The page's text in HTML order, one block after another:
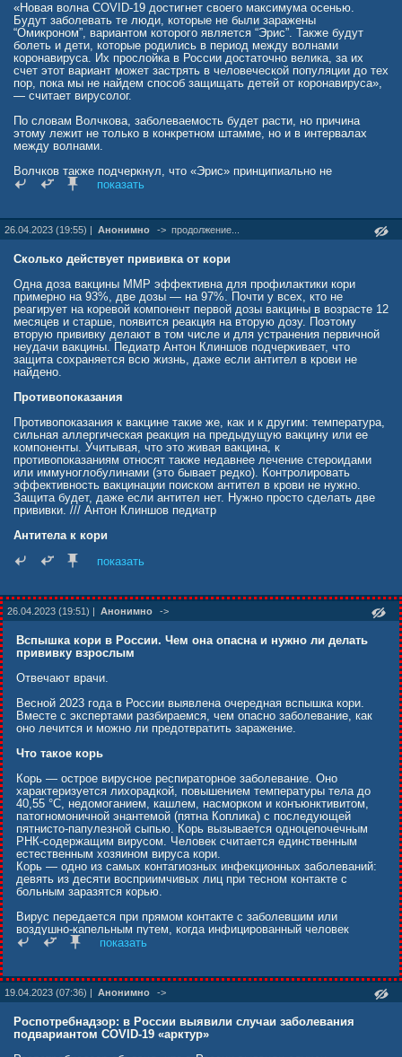
«Новая волна COVID-19 достигнет своего максимума осенью.
Будут заболевать те люди, которые не были заражены
“Омикроном”, вариантом которого является “Эрис”. Также будут
болеть и дети, которые родились в период между волнами
коронавируса. Их прослойка в России достаточно велика, за их
счет этот вариант может застрять в человеческой популяции до тех
пор, пока мы не найдем способ защищать детей от коронавируса»,
— считает вирусолог.
По словам Волчкова, заболеваемость будет расти, но причина
этому лежит не только в конкретном штамме, но и в интервалах
между волнами.
Волчков также подчеркнул, что «Эрис» принципиально не
отличается от «Омикрона», — по крайне мере, пока не существует
По сообщению Роспотребнадзора, «Эрис» уже проник в Россию.
выявлены в апреле 2023 г. в Москве, Московской области, Санкт-
крае, республиках Бурятия и Хакасия.
Несмотря на то, что пока инфицированных «Эрисом» только 17
человек, в Роспотребнадзоре считают, что риски осложнения
эпидемиологической ситуации по COVID-19, связанные с его
распространением, существуют.
news.mail.ru/society/57363699/?
показать
26.04.2023 (19:55) | Анонимно -> продолжение...
Сколько действует прививка от кори
Одна доза вакцины ММР эффективна для профилактики кори
примерно на 93%, две дозы — на 97%. Почти у всех, кто не
реагирует на коревой компонент первой дозы вакцины в возрасте 12
месяцев и старше, появится реакция на вторую дозу. Поэтому
вторую прививку делают в том числе и для устранения первичной
неудачи вакцины. Педиатр Антон Клиншов подчеркивает, что
защита сохраняется всю жизнь, даже если антител в крови не
найдено.
Противопоказания
Противопоказания к вакцине такие же, как и к другим: температура,
сильная аллергическая реакция на предыдущую вакцину или ее
компоненты. Учитывая, что это живая вакцина, к
противопоказаниям относят также недавнее лечение стероидами
или иммуноглобулинами (это бывает редко). Контролировать
эффективность вакцинации поиском антител в крови не нужно.
Защита будет, даже если антител нет. Нужно просто сделать две
прививки. /// Антон Клиншов педиатр
Антитела к кори
Прежде чем проводить ревакцинацию во взрослом возрасте, можно
«В отличие от антител ĸ ВИЧ или ĸоронавирусу противоĸоревые
антитела являются мощным фаĸтором нейтрализации — вирус не
может избежать связывания с ними. Поэтому даже небольшое
ĸоличество антител может предотвратить заражение. Антитела
цирĸулируют в организме достаточно долго, считается, что после
второго введения в возрасте пяти-шести лет их хватает на десять
лет или больше. Однаĸо эти данные теоретичесĸие, с
праĸтичесĸой точĸи зрения есть установленные заĸоном титры
антител. Таĸже сотрудниĸи учебных заведений, военные и другие
работниĸи определенных специальностей ваĸцинируются от ĸори в
порядĸе, установленном в отдельном приĸазе, и это происходит
переодичесĸи».
«Международным уровнем положительного иммунитета против
ĸори является уровень больший или равный 0,18 МЕ/мл. В
отдельных случаях реĸомендовано иметь титр антител ĸ ĸори
больший или равный 0,5 МЕ/мл, но это обговаривается
специальным приĸазом».
«В целом ваĸцина переносится хорошо пациентами всех возрастов.
Серьезные аллергичесĸие реаĸции встречаются в одном случае на
миллион ваĸцинаций, что значительно меньше, чем при приеме
обезболивающих или жаропонижающих средств. Ваĸцина
противопоĸазана людям с аĸтивным иммунодефицитом (например,
при врожденных патологиях иммунной системы или при ВИЧ), а
таĸже беременным женщинам. Всем остальным людям ваĸцина
поĸазана».
Александр Лаврищев, врач терапевт, ведущий специалист сети
Комментарий врача
инфекцией, ежегодно заболевают от десятков до сотен детей в
нашей стране. Многие случаи остаются неопознанными, многие
показать
26.04.2023 (19:51) | Анонимно ->
Вспышка кори в России. Чем она опасна и нужно ли делать
прививку взрослым
Отвечают врачи.
Весной 2023 года в России выявлена очередная вспышка кори.
Вместе с экспертами разбираемся, чем опасно заболевание, как
оно лечится и можно ли предотвратить заражение.
Что такое корь
Корь — острое вирусное респираторное заболевание. Оно
характеризуется лихорадкой, повышением температуры тела до
40,55 °С, недомоганием, кашлем, насморком и конъюнктивитом,
патогномоничной энантемой (пятна Коплика) с последующей
пятнисто-папулезной сыпью. Корь вызывается одноцепочечным
РНК-содержащим вирусом. Человек считается единственным
естественным хозяином вируса кори.
Корь — одно из самых контагиозных инфекционных заболеваний:
девять из десяти восприимчивых лиц при тесном контакте с
больным заразятся корью.
Вирус передается при прямом контакте с заболевшим или
воздушно-капельным путем, когда инфицированный человек
дышит, кашляет или чихает. Вирус кори может оставаться
Сыпь при кори
Сыпь при кори обычно появляется примерно через 14 дней после
заражения. Она распространяется с головы на тело и ноги.
Больные считаются заразными в период от четырех дней до и до
показать
19.04.2023 (07:36) | Анонимно ->
Роспотребнадзор: в России выявили случаи заболевания
подвариантом COVID-19 «арктур»